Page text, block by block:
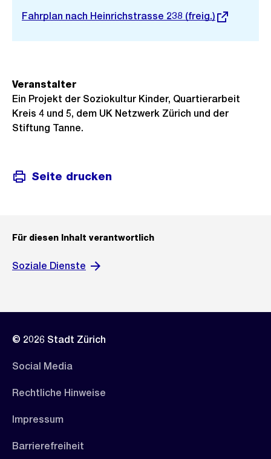
Externer
Fahrplan nach Heinrichstrasse 238 (freig.)
Veranstalter
Ein Projekt der Soziokultur Kinder, Quartierarbeit
Kreis 4 und 5, dem UK Netzwerk Zürich und der
Stiftung Tanne.
Seite drucken
Für diesen Inhalt verantwortlich
Soziale Dienste
© 2026 Stadt Zürich
Social Media
Rechtliche Hinweise
Impressum
Barrierefreiheit